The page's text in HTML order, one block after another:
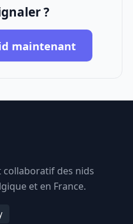
?
maintenant
des nids
et en France.